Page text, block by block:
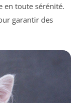
en toute sérénité.
garantir des